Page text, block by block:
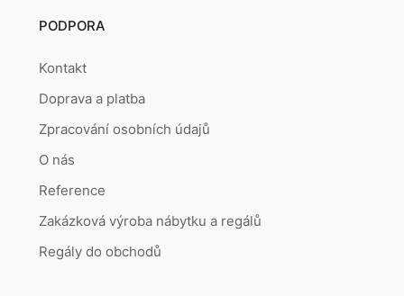
PODPORA
Kontakt
Doprava a platba
Zpracování osobních údajů
O nás
Reference
Zakázková výroba nábytku a regálů
Regály do obchodů